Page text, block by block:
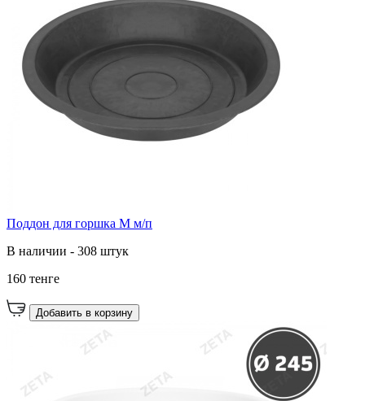
Поддон для горшка М м/п
В наличии - 308 штук
160 тенге
Добавить в корзину